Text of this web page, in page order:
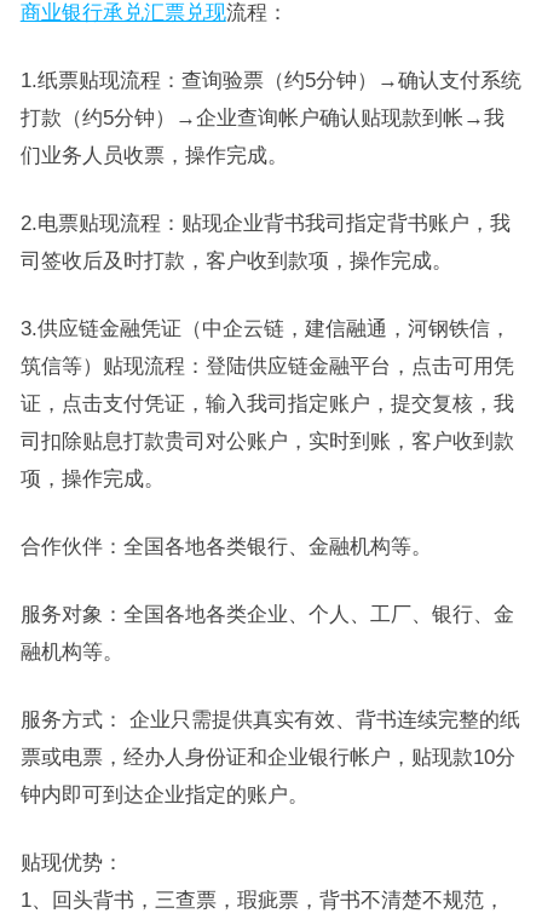
商业银行承兑汇票兑现流程：
1.纸票贴现流程：查询验票（约5分钟）→确认支付系统
打款（约5分钟）→企业查询帐户确认贴现款到帐→我
们业务人员收票，操作完成。
2.电票贴现流程：贴现企业背书我司指定背书账户，我
司签收后及时打款，客户收到款项，操作完成。
3.供应链金融凭证（中企云链，建信融通，河钢铁信，
筑信等）贴现流程：登陆供应链金融平台，点击可用凭
证，点击支付凭证，输入我司指定账户，提交复核，我
司扣除贴息打款贵司对公账户，实时到账，客户收到款
项，操作完成。
合作伙伴：全国各地各类银行、金融机构等。
服务对象：全国各地各类企业、个人、工厂、银行、金
融机构等。
服务方式： 企业只需提供真实有效、背书连续完整的纸
票或电票，经办人身份证和企业银行帐户，贴现款10分
钟内即可到达企业指定的账户。
贴现优势：
1、回头背书，三查票，瑕疵票，背书不清楚不规范，